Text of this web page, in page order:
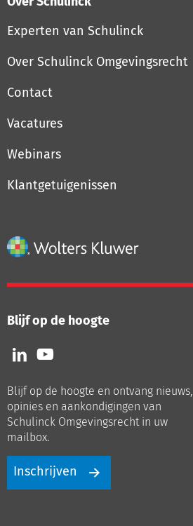
Experten van Schulinck
Over Schulinck Omgevingsrecht
Contact
Vacatures
Webinars
Klantgetuigenissen
Blijf op de hoogte
Volg
ons
LinkedIn
Volg
ons
Youtube
Blijf op de hoogte en ontvang nieuws,
opinies en aankondigingen van
Schulinck Omgevingsrecht in uw
mailbox.
Inschrijven